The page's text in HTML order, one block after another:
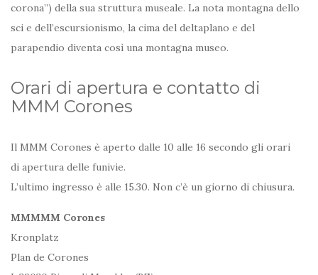
corona”) della sua struttura museale. La nota montagna dello
sci e dell’escursionismo, la cima del deltaplano e del
parapendio diventa così una montagna museo.
Orari di apertura e contatto di
MMM Corones
Il MMM Corones è aperto dalle 10 alle 16 secondo gli orari
di apertura delle funivie.
L’ultimo ingresso è alle 15.30. Non c’è un giorno di chiusura.
MMMMM Corones
Kronplatz
Plan de Corones